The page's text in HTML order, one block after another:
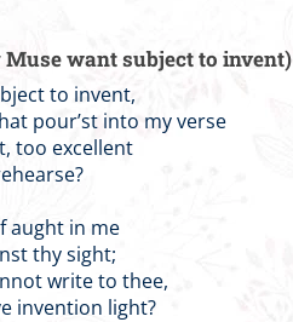
Muse want subject to invent)
to invent,
pour’st into my verse
too excellent
aught in me
thy sight;
write to thee,
invention light?